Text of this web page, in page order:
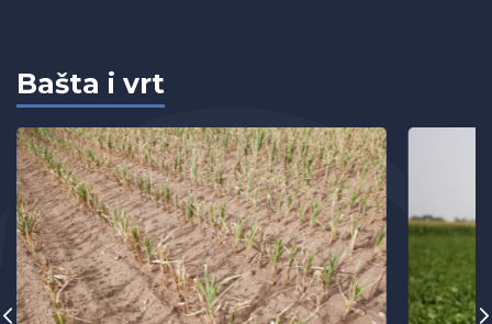
Bašta i vrt